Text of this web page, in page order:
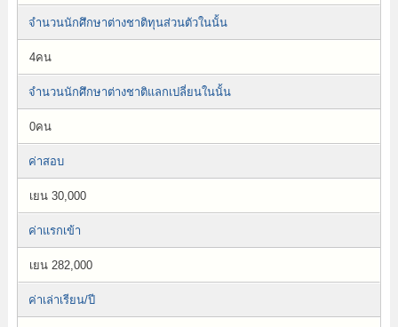
จำนวนนักศึกษาต่างชาติทุนส่วนตัวในนั้น
4คน
จำนวนนักศึกษาต่างชาติแลกเปลี่ยนในนั้น
0คน
ค่าสอบ
เยน 30,000
ค่าแรกเข้า
เยน 282,000
ค่าเล่าเรียน/ปี